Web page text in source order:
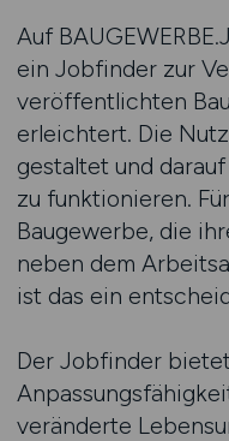
Auf
ein Jobfinder zur
veröffentlichten
erleichtert. Die
gestaltet und
zu funktionieren.
Baugewerbe, die
neben dem
ist das ein
Der Jobfinder
veränderte